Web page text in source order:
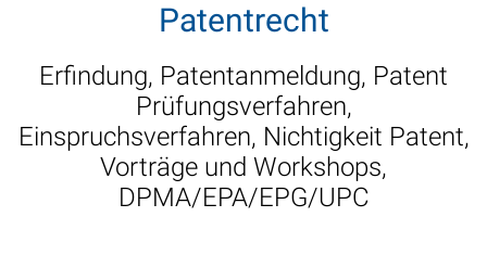
Patentrecht
Erfindung, Patentanmeldung, Patent
Prüfungsverfahren,
Einspruchsverfahren, Nichtigkeit Patent,
Vorträge und Workshops,
DPMA/EPA/EPG/UPC